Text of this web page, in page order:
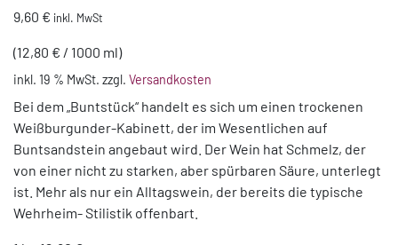
9,60 € inkl. MwSt
(12,80 € / 1000 ml)
inkl. 19 % MwSt. zzgl. Versandkosten
Bei dem „Buntstück“ handelt es sich um einen trockenen
Weißburgunder-Kabinett, der im Wesentlichen auf
Buntsandstein angebaut wird. Der Wein hat Schmelz, der
von einer nicht zu starken, aber spürbaren Säure, unterlegt
ist. Mehr als nur ein Alltagswein, der bereits die typische
Wehrheim- Stilistik offenbart.